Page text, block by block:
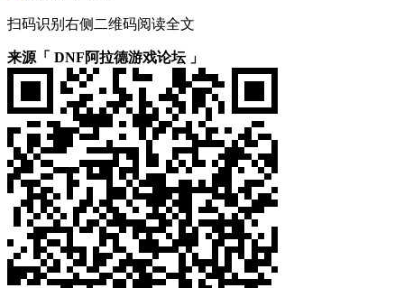
扫码识别右侧二维码阅读全文
来源「 DNF阿拉德游戏论坛 」